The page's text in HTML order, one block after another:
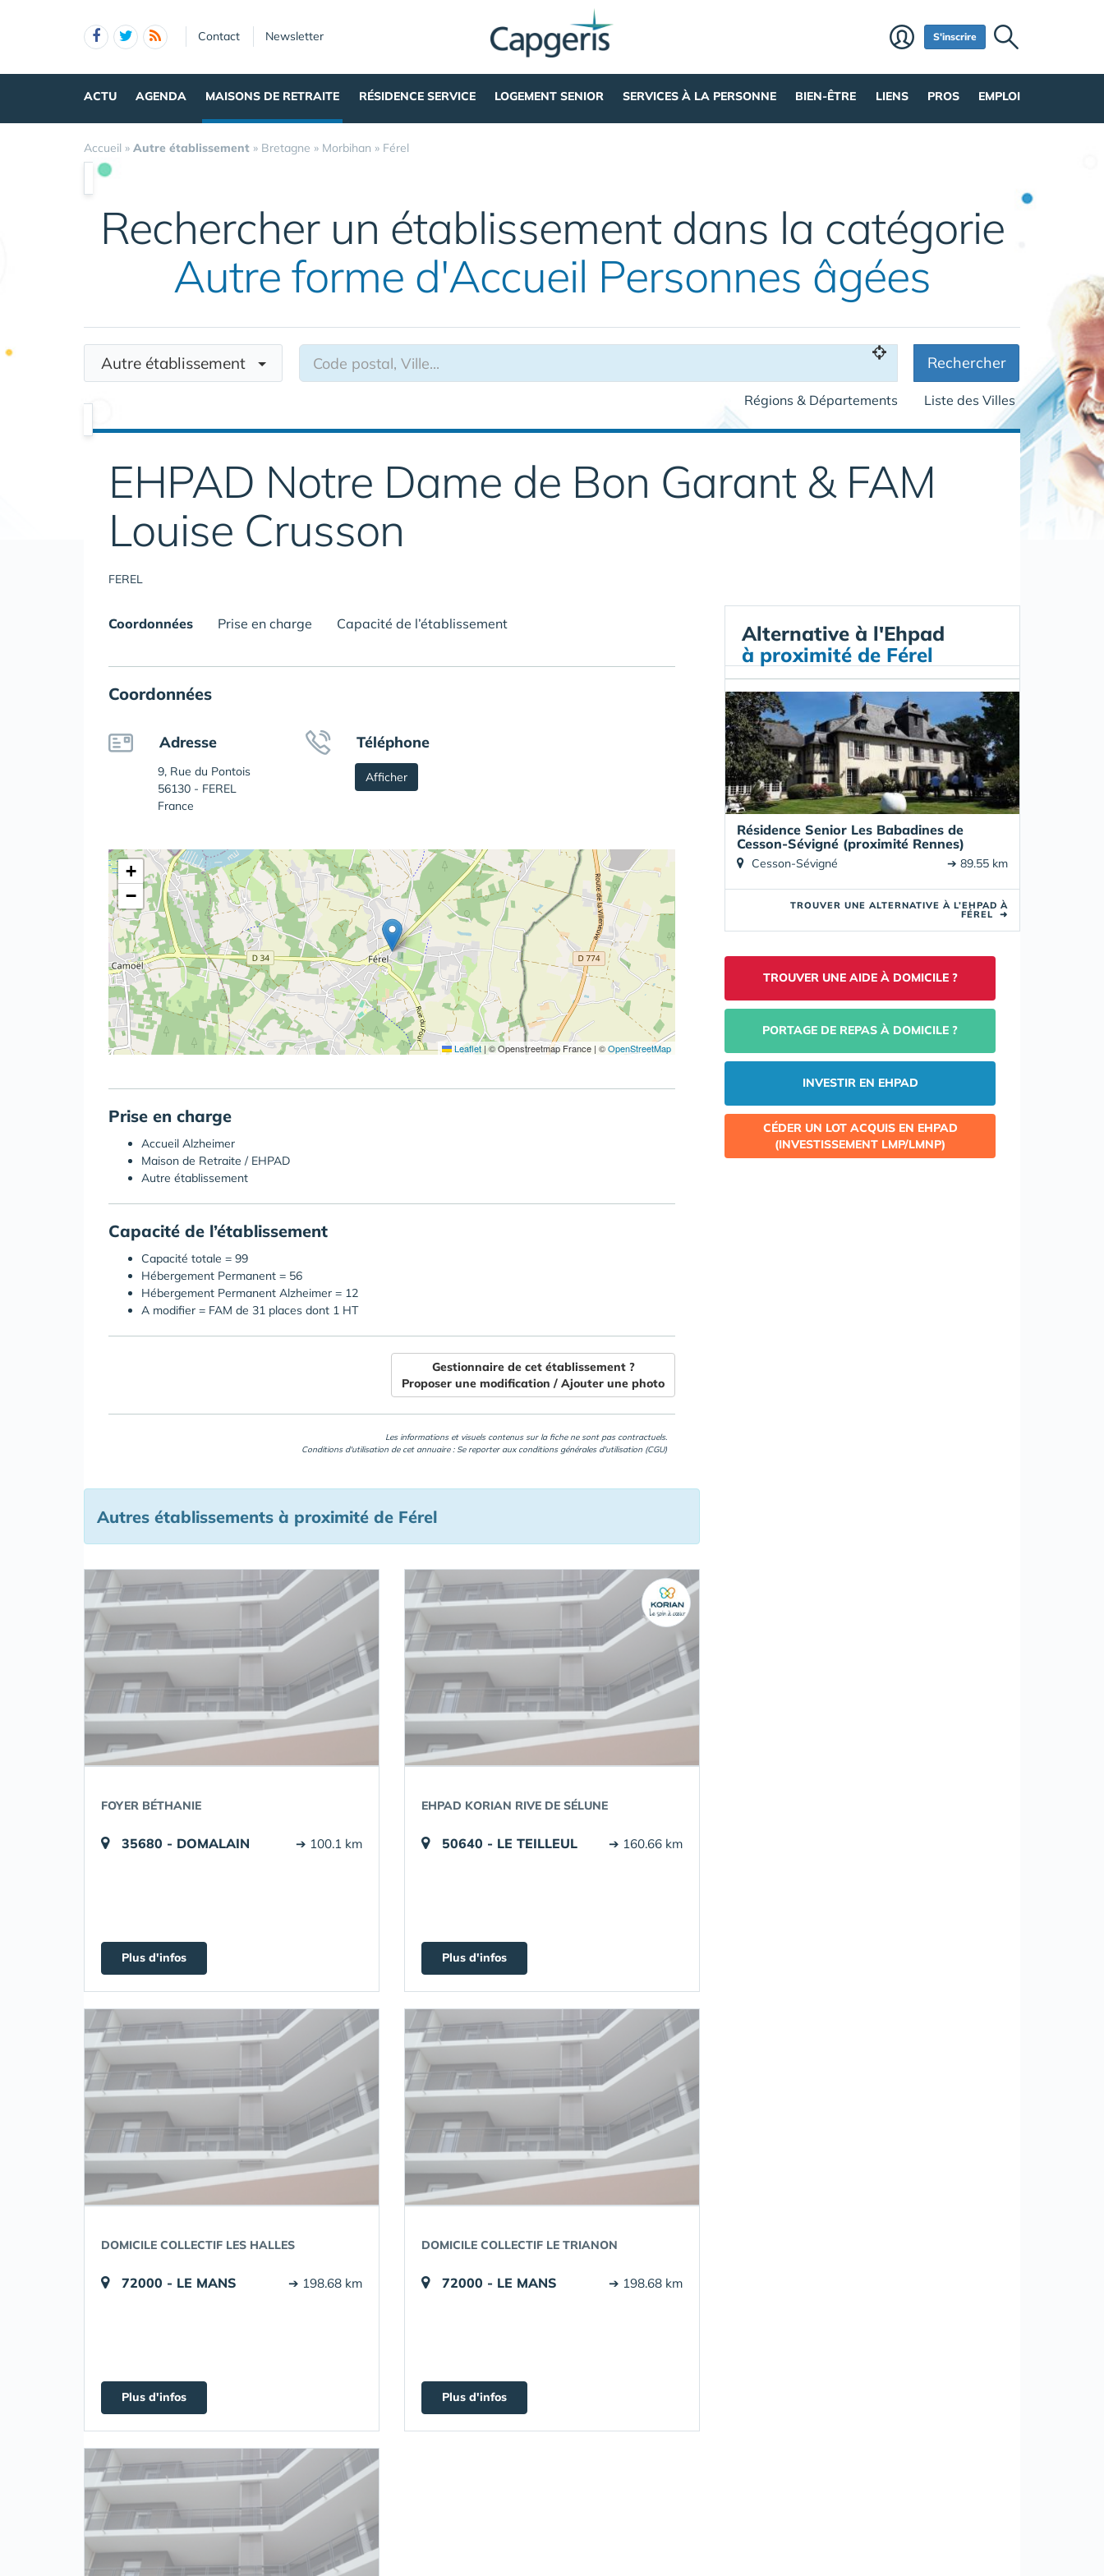
Contact Newsletter S'inscrire
ACTU AGENDA MAISONS DE RETRAITE RÉSIDENCE SERVICE LOGEMENT SENIOR SERVICES À LA PERSONNE BIEN-ÊTRE LIENS PROS EMPLOI
Accueil » Autre établissement » Bretagne » Morbihan » Férel
Rechercher un établissement dans la catégorie
Autre forme d'Accueil Personnes âgées
Autre établissement Rechercher
Régions & Départements Liste des Villes
EHPAD Notre Dame de Bon Garant & FAM
Louise Crusson
FEREL
Coordonnées Prise en charge Capacité de l’établissement
Coordonnées
Adresse
9, Rue du Pontois
56130 - FEREL
France
Téléphone
Afficher
+
−
Leaflet |© Openstreetmap France | ©OpenStreetMap
Prise en charge
Accueil Alzheimer
Maison de Retraite / EHPAD
Autre établissement
Capacité de l’établissement
Capacité totale = 99
Hébergement Permanent = 56
Hébergement Permanent Alzheimer = 12
A modifier = FAM de 31 places dont 1 HT
Gestionnaire de cet établissement ?
Proposer une modification / Ajouter une photo
Les informations et visuels contenus sur la fiche ne sont pas contractuels.
Conditions d'utilisation de cet annuaire : Se reporter aux conditions générales d'utilisation (CGU)
Autres établissements à proximité de Férel
FOYER BÉTHANIE
35680 - DOMALAIN ➔ 100.1 km
Plus d'infos
EHPAD KORIAN RIVE DE SÉLUNE
50640 - LE TEILLEUL ➔ 160.66 km
Plus d'infos
DOMICILE COLLECTIF LES HALLES
72000 - LE MANS ➔ 198.68 km
Plus d'infos
DOMICILE COLLECTIF LE TRIANON
72000 - LE MANS ➔ 198.68 km
Plus d'infos
Alternative à l'Ehpad
à proximité de Férel
Résidence Senior Les Babadines de
Cesson-Sévigné (proximité Rennes)
Cesson-Sévigné ➔ 89.55 km
TROUVER UNE ALTERNATIVE À L’EHPAD À
FÉREL ➜
TROUVER UNE AIDE À DOMICILE ?
PORTAGE DE REPAS À DOMICILE ?
INVESTIR EN EHPAD
CÉDER UN LOT ACQUIS EN EHPAD
(INVESTISSEMENT LMP/LMNP)